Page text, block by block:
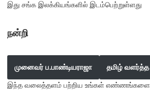
இது சங்க இலக்கியங்களில் இடம்பெற்றுள்ளது
நன்றி
முனைவர் ப.பாண்டியராஜா தமிழ்
இந்த வலைத்தளம் பற்றிய உங்கள்